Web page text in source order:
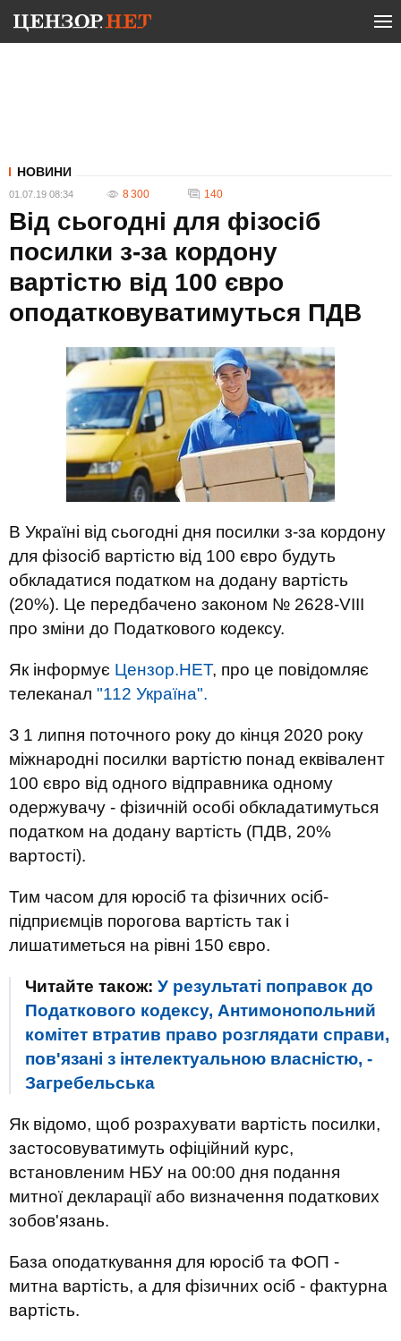
НОВИНИ
01.07.19 08:34 8 300 140
Від сьогодні для фізосіб
посилки з-за кордону
вартістю від 100 євро
оподатковуватимуться ПДВ
В Україні від сьогодні дня посилки з-за кордону
для фізосіб вартістю від 100 євро будуть
обкладатися податком на додану вартість
(20%). Це передбачено законом № 2628-VIII
про зміни до Податкового кодексу.
Як інформує Цензор.НЕТ, про це повідомляє
телеканал "112 Україна".
З 1 липня поточного року до кінця 2020 року
міжнародні посилки вартістю понад еквівалент
100 євро від одного відправника одному
одержувачу - фізичній особі обкладатимуться
податком на додану вартість (ПДВ, 20%
вартості).
Тим часом для юросіб та фізичних осіб-
підприємців порогова вартість так і
лишатиметься на рівні 150 євро.
Читайте також: У результаті поправок до
Податкового кодексу, Антимонопольний
комітет втратив право розглядати справи,
пов'язані з інтелектуальною власністю, -
Загребельська
Як відомо, щоб розрахувати вартість посилки,
застосовуватимуть офіційний курс,
встановленим НБУ на 00:00 дня подання
митної декларації або визначення податкових
зобов'язань.
База оподаткування для юросіб та ФОП -
митна вартість, а для фізичних осіб - фактурна
вартість.